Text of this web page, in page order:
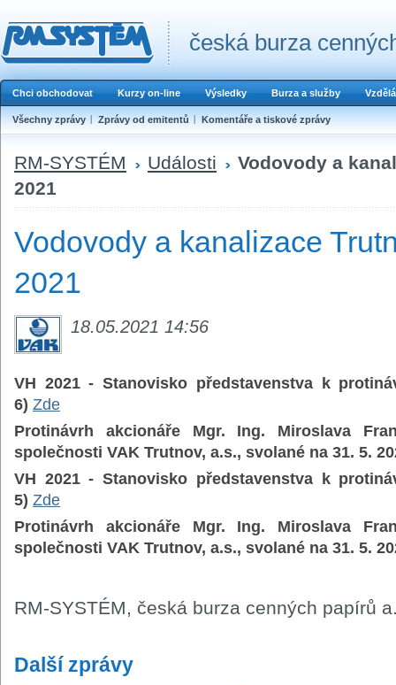
česká burza
Chci obchodovat Kurzy on-line Výsledky Burza a služby
Všechny zprávy Zprávy od emitentů Komentáře a tiskové zprávy
RM-SYSTÉM Události
Vodovody a
2021
Vodovody a kanalizace
2021
18.05.2021 14:56
VH 2021 - Stanovisko představenstva k
6) Zde
Protinávrh akcionáře Mgr. Ing. Miroslava
společnosti VAK Trutnov, a.s., svolané na 31. 5.
VH 2021 - Stanovisko představenstva k
5) Zde
Protinávrh akcionáře Mgr. Ing. Miroslava
společnosti VAK Trutnov, a.s., svolané na 31. 5.
RM-SYSTÉM, česká burza cenných papírů
Další zprávy